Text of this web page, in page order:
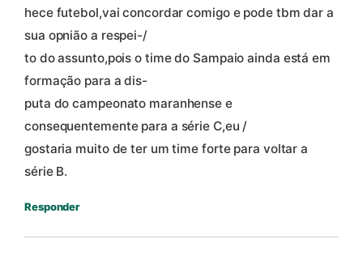
hece futebol,vai concordar comigo e pode tbm dar a
sua opnião a respei-/
to do assunto,pois o time do Sampaio ainda está em
formação para a dis-
puta do campeonato maranhense e
consequentemente para a série C,eu /
gostaria muito de ter um time forte para voltar a
série B.
Responder